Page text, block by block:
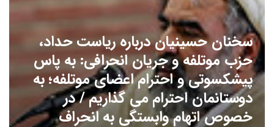
سخنان حسینیان درباره ریاست حداد،
حزب موتلفه و جریان انحرافی: به پاس
پیشکسوتی و احترام اعضای موتلفه؛ به
دوستانمان احترام می گذاریم / در
خصوص اتهام وابستگی به انحراف